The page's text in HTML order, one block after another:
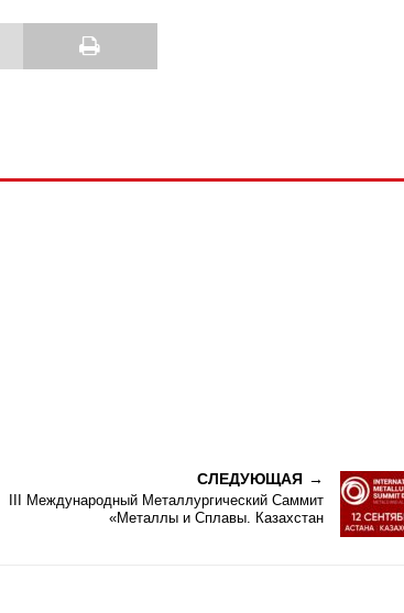
СЛЕДУЮЩАЯ
III Международный Металлургический Саммит
«Металлы и Сплавы. Казахстан